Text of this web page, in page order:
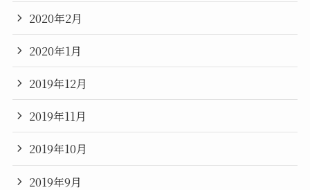
2020年2月
2020年1月
2019年12月
2019年11月
2019年10月
2019年9月